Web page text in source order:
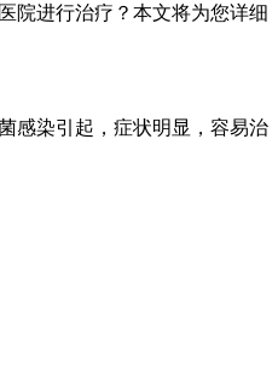
院进行治疗？本文将为您详细
感染引起，症状明显，容易治